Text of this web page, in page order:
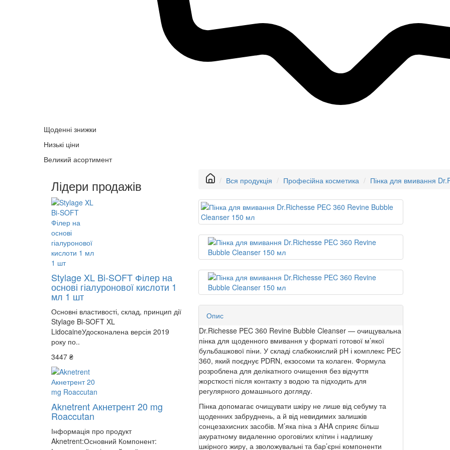
Щоденні знижки
Низькі ціни
Великий асортимент
Лідери продажів
Stylage XL Bi-SOFT Філер на
основі гіалуронової кислоти 1
мл 1 шт
Основні властивості, склад, принцип дії
Stylage Bi-SOFT XL
LidocaineУдосконалена версія 2019
року по..
3447 ₴
Aknetrent Акнетрент 20 mg
Roaccutan
Інформація про продукт
Aknetrent:Основний Компонент:
Вся продукція Професійна косметика Пінка для вмивання
Опис
Dr.Richesse PEC 360 Revine Bubble Cleanser — очищувальна
пінка для щоденного вмивання у форматі готової м’якої
бульбашкової піни. У складі слабкокислий pH і комплекс PEC
360, який поєднує PDRN, екзосоми та колаген. Формула
розроблена для делікатного очищення без відчуття
жорсткості після контакту з водою та підходить для
регулярного домашнього догляду.
Пінка допомагає очищувати шкіру не лише від себуму та
щоденних забруднень, а й від невидимих залишків
сонцезахисних засобів. М’яка піна з AHA сприяє більш
акуратному видаленню ороговілих клітин і надлишку
шкірного жиру, а зволожувальні та бар’єрні компоненти